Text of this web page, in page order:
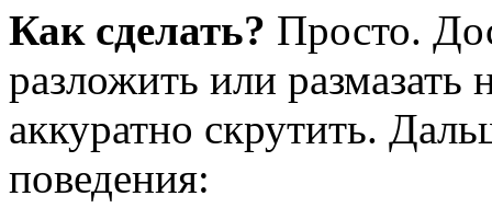
Как сделать? Просто.
разложить или размазать
аккуратно скрутить.
поведения: